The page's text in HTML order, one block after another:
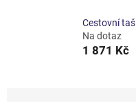
Cestovní
Na dotaz
1 871 Kč